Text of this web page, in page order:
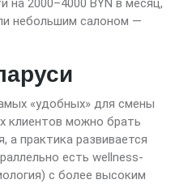
на 2000–4000 BYN в месяц,
небольшим салоном —
«удобных» для смены
клиентов можно брать
а практика развивается
есть wellness-
с более высоким